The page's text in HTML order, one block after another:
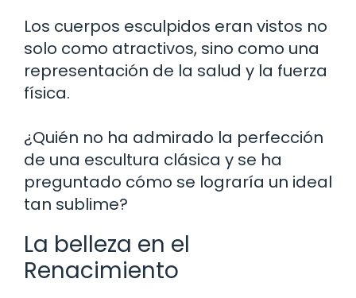
Los cuerpos esculpidos eran vistos no
solo como atractivos, sino como una
representación de la salud y la fuerza
física.
¿Quién no ha admirado la perfección
de una escultura clásica y se ha
preguntado cómo se lograría un ideal
tan sublime?
La belleza en el
Renacimiento